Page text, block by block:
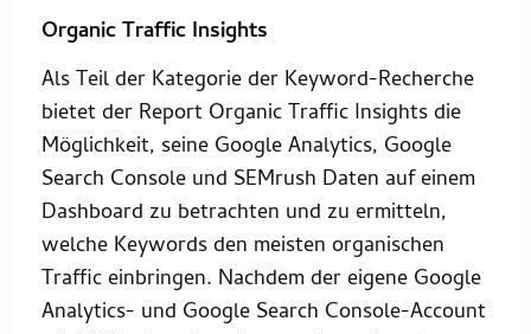
Organic Traffic Insights
Als Teil der Kategorie der Keyword-Recherche
bietet der Report Organic Traffic Insights die
Möglichkeit, seine Google Analytics, Google
Search Console und SEMrush Daten auf einem
Dashboard zu betrachten und zu ermitteln,
welche Keywords den meisten organischen
Traffic einbringen. Nachdem der eigene Google
Analytics- und Google Search Console-Account